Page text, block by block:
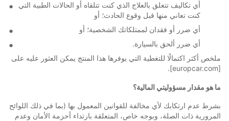
أي تكاليف تتعلق بالعلاج الذي كنت تتلقاه أو الحالات الطبية التي
كنت تعاني منها قبل وقوع الحادث؛ أو
أي ضرر أو فقدان لممتلكاتك الشخصية؛ أو
أي ضرر ألحق بالسيارة.
ملخص أكثر اكتمالًا للتغطية التي يوفرها هذا المنتج يمكن العثور عليه على
[europcar.com].
ما هو مقدار مسؤوليتي المالية؟
بشرط عدم ارتكابك لأي مخالفة للقوانين المعمول بها (بما في ذلك اللوائح
المرورية ذات الصلة، وبوجه خاص، المتعلقة بارتداء أحزمة الأمان وعدم